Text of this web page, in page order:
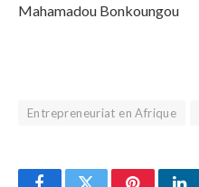
Mahamadou Bonkoungou
Entrepreneuriat en Afrique